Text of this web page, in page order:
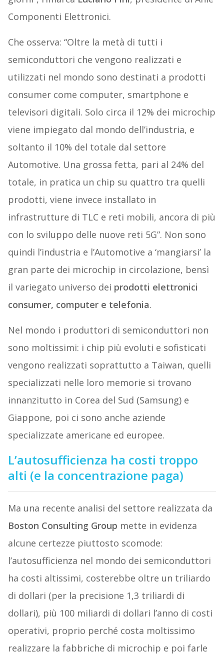
Componenti Elettronici.
Che osserva: “Oltre la metà di tutti i
semiconduttori che vengono realizzati e
utilizzati nel mondo sono destinati a prodotti
consumer come computer, smartphone e
televisori digitali. Solo circa il 12% dei microchip
viene impiegato dal mondo dell’industria, e
soltanto il 10% del totale dal settore
Automotive. Una grossa fetta, pari al 24% del
totale, in pratica un chip su quattro tra quelli
prodotti, viene invece installato in
infrastrutture di TLC e reti mobili, ancora di più
con lo sviluppo delle nuove reti 5G”. Non sono
quindi l’industria e l’Automotive a ‘mangiarsi’ la
gran parte dei microchip in circolazione, bensì
il variegato universo dei prodotti elettronici
consumer, computer e telefonia.
Nel mondo i produttori di semiconduttori non
sono moltissimi: i chip più evoluti e sofisticati
vengono realizzati soprattutto a Taiwan, quelli
specializzati nelle loro memorie si trovano
innanzitutto in Corea del Sud (Samsung) e
Giappone, poi ci sono anche aziende
specializzate americane ed europee.
L’autosufficienza ha costi troppo
alti (e la concentrazione paga)
Ma una recente analisi del settore realizzata da
Boston Consulting Group mette in evidenza
alcune certezze piuttosto scomode:
l’autosufficienza nel mondo dei semiconduttori
ha costi altissimi, costerebbe oltre un triliardo
di dollari (per la precisione 1,3 triliardi di
dollari), più 100 miliardi di dollari l’anno di costi
operativi, proprio perché costa moltissimo
realizzare la fabbriche di microchip e poi farle